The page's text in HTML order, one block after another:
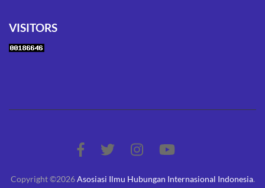
VISITORS
Copyright ©2026Asosiasi Ilmu Hubungan Internasional Indonesia.